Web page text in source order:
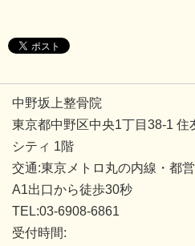
中野坂上整骨院
東京都中野区中央1丁目38-1 住
シティ 1階
交通:東京メトロ丸の内線・都
A1出口から徒歩30秒
TEL:03-6908-6861
受付時間: